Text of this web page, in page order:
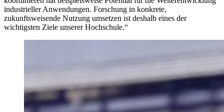
industrieller Anwendungen. Forschung in konkrete,
zukunftsweisende Nutzung umsetzen ist deshalb eines der
wichtigsten Ziele unserer Hochschule.“